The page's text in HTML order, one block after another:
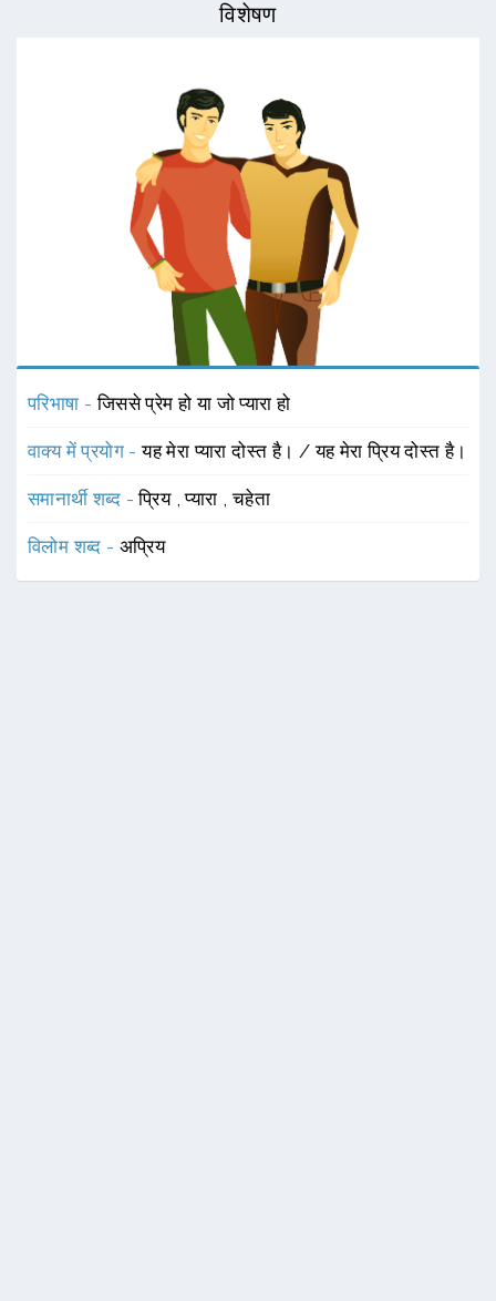
विशेषण
परिभाषा -जिससे प्रेम हो या जो प्यारा हो
वाक्य में प्रयोग -यह मेरा प्यारा दोस्त है। / यह मेरा प्रिय दोस्त है।
समानार्थी शब्द -प्रिय ,प्यारा ,चहेता
विलोम शब्द - अप्रिय